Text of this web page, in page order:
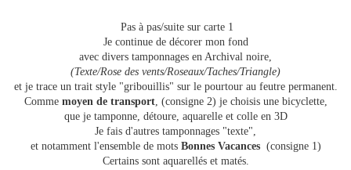
Pas à pas/suite sur carte 1
Je continue de décorer mon fond
avec divers tamponnages en Archival noire,
(Texte/Rose des vents/Roseaux/Taches/Triangle)
et je trace un trait style "gribouillis" sur le pourtour au feutre permanent.
Comme moyen de transport, (consigne 2) je choisis une bicyclette,
que je tamponne, détoure, aquarelle et colle en 3D
Je fais d'autres tamponnages "texte",
et notamment l'ensemble de mots Bonnes Vacances(consigne 1)
Certains sont aquarellés et matés.